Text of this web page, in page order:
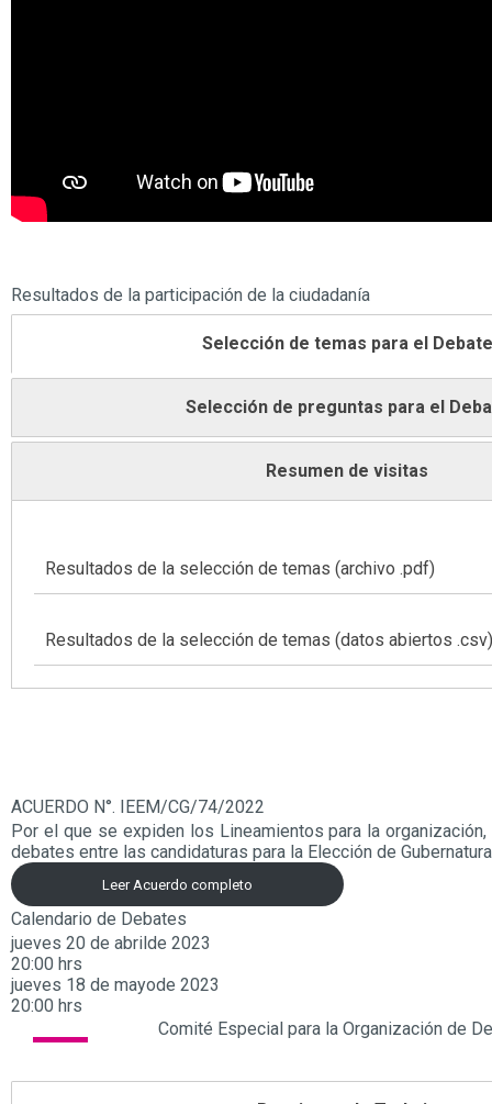
Resultados de la participación de la ciudadanía
Selección de temas para el Debate
Selección de preguntas para el
Resumen de visitas
Resultados de la selección de temas (archivo .pdf)
Resultados de la selección de temas (datos abiertos .csv)
ACUERDO N°. IEEM/CG/74/2022
Por el que se expiden los Lineamientos para la
debates entre las candidaturas para la Elección de
Leer Acuerdo completo
Calendario de Debates
jueves 20 de abril de 2023
20:00 hrs
jueves 18 de mayode 2023
20:00 hrs
Comité Especial para la Organización de